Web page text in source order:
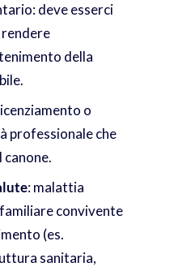
deve esserci
rendere
della
o
professionale che
canone.
: malattia
convivente
(es.
sanitaria,